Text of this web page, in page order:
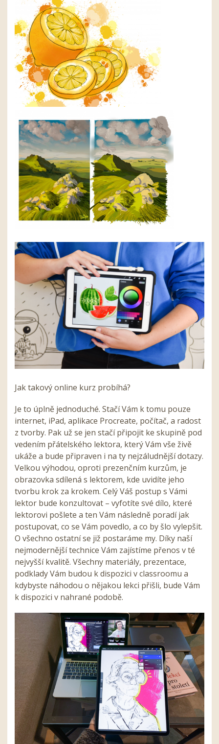
Jak takový online kurz probíhá?
Je to úplně jednoduché. Stačí Vám k tomu pouze
internet, iPad, aplikace Procreate, počítač, a radost
z tvorby. Pak už se jen stačí připojit ke skupině pod
vedením přátelského lektora, který Vám vše živě
ukáže a bude připraven i na ty nejzáludnější dotazy.
Velkou výhodou, oproti prezenčním kurzům, je
obrazovka sdílená s lektorem, kde uvidíte jeho
tvorbu krok za krokem. Celý Váš postup s Vámi
lektor bude konzultovat – vyfotíte své dílo, které
lektorovi pošlete a ten Vám následně poradí jak
postupovat, co se Vám povedlo, a co by šlo vylepšit.
O všechno ostatní se již postaráme my. Díky naší
nejmodernější technice Vám zajístíme přenos v té
nejvyšší kvalitě. Všechny materiály, prezentace,
podklady Vám budou k dispozici v classroomu a
kdybyste náhodou o nějakou lekci přišli, bude Vám
k dispozici v nahrané podobě.